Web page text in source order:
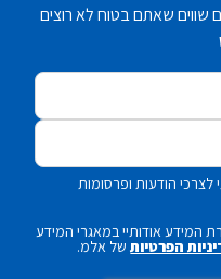
שווים שאתם בטוח לא רוצים
הודעות ופרסומות
המידע אודותיי במאגרי המידע
הפרטיותשל אלמ.